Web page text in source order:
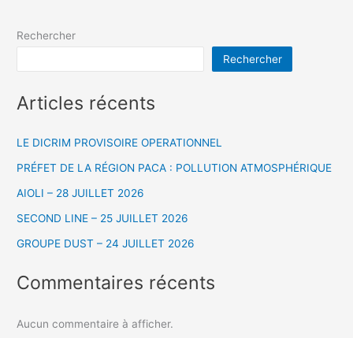
Rechercher
Rechercher
Articles récents
LE DICRIM PROVISOIRE OPERATIONNEL
PRÉFET DE LA RÉGION PACA : POLLUTION ATMOSPHÉRIQUE
AIOLI – 28 JUILLET 2026
SECOND LINE – 25 JUILLET 2026
GROUPE DUST – 24 JUILLET 2026
Commentaires récents
Aucun commentaire à afficher.